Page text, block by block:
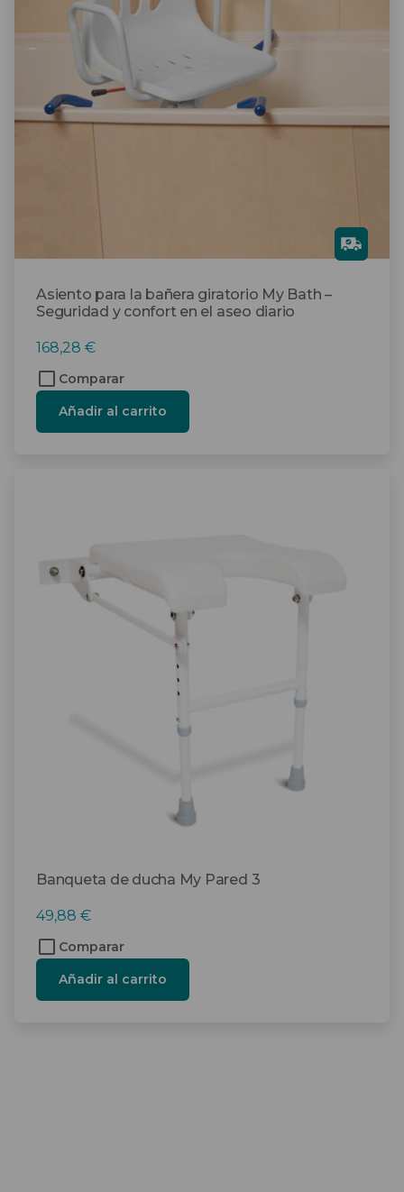
Asiento para la bañera giratorio My Bath –
Seguridad y confort en el aseo diario
Gra
tis
168,28 €
Comparar
Añadir al carrito
Banqueta de ducha My Pared 3
49,88 €
Comparar
Añadir al carrito